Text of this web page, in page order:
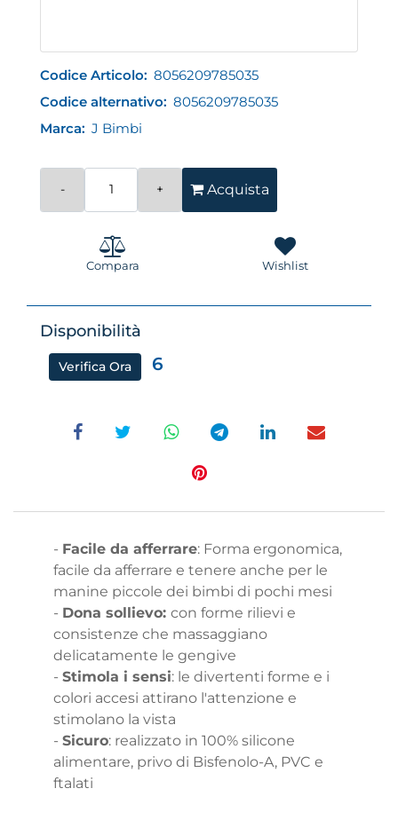
Codice Articolo: 8056209785035
Codice alternativo: 8056209785035
Marca: J Bimbi
Acquista
Compara Wishlist
Disponibilità
Verifica Ora 6
- Facile da afferrare: Forma ergonomica,
facile da afferrare e tenere anche per le
manine piccole dei bimbi di pochi mesi
- Dona sollievo: con forme rilievi e
consistenze che massaggiano
delicatamente le gengive
- Stimola i sensi: le divertenti forme e i
colori accesi attirano l'attenzione e
stimolano la vista
- Sicuro: realizzato in 100% silicone
alimentare, privo di Bisfenolo-A, PVC e
ftalati